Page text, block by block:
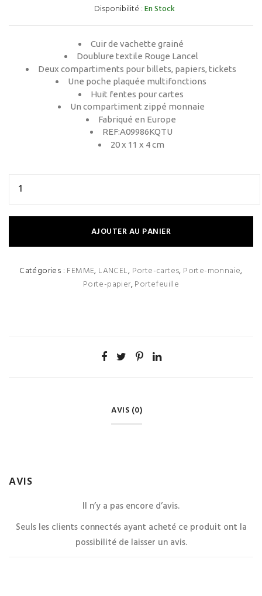
Disponibilité :En Stock
Cuir de vachette grainé
Doublure textile Rouge Lancel
Deux compartiments pour billets, papiers, tickets
Une poche plaquée multifonctions
Huit fentes pour cartes
Un compartiment zippé monnaie
Fabriqué en Europe
REF:A09986KQTU
20 x 11 x 4 cm
AJOUTER AU PANIER
Catégories : FEMME, LANCEL, Porte-cartes, Porte-monnaie,
Porte-papier,Portefeuille
AVIS (0)
AVIS
Il n’y a pas encore d’avis.
Seuls les clients connectés ayant acheté ce produit ont la
possibilité de laisser un avis.